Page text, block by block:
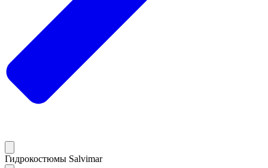
Гидрокостюмы Salvimar